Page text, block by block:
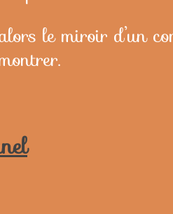
le miroir d’un